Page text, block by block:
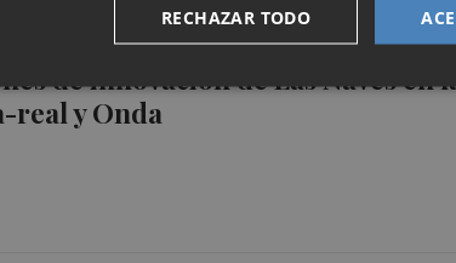
de innovación de Las Naves en
real y Onda
RECHAZAR TODO